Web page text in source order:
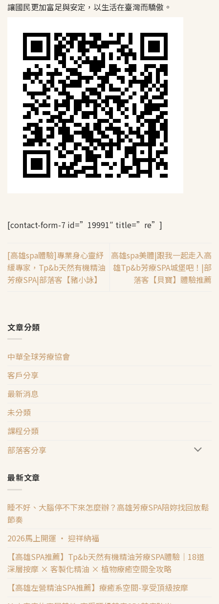
讓國民更加富足與安定，以生活在臺灣而驕傲。
[contact-form-7 id=”19991″ title=”re”]
[高雄spa體驗]專業身心靈紓
緩專家，Tp&b天然有機精油
芳療SPA|部落客【豬小詠】
高雄spa美體|跟我一起走入高
雄Tp&b芳療SPA城堡吧！|部
落客【貝寶】體驗推薦
文章分類
中華全球芳療協會
客戶分享
最新消息
未分類
課程分類
部落客分享
最新文章
睡不好、大腦停不下來怎麼辦？高雄芳療SPA陪妳找回放鬆
節奏
2026馬上開運 ‧ 迎祥納福
【高雄SPA推薦】Tp&b天然有機精油芳療SPA體驗｜18道
深層按摩 × 客製化精油 × 植物療癒空間全攻略
【高雄左營精油SPA推薦】療癒系空間-享受頂級按摩